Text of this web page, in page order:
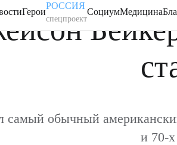
Герои
РОССИЯ
спецпроект
СоциумМедицина
самый обычный
и 70-х